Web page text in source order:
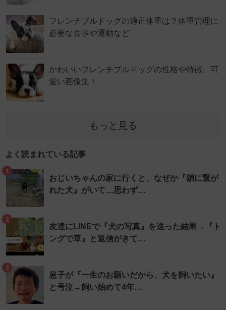
フレンチブルドッグの適正体重は？体重管理に
必要な食事や運動など
かわいいフレンチブルドッグの性格や特徴、可
愛い画像集！
もっと見る
よく読まれている記事
1
おじいちゃんの家に行くと、なぜか『鎖に繋が
れた犬』がいて…思わず…
2
友達にLINEで『犬の写真』を送った結果→『ト
ングで草』と返信がきて…
3
息子が『一生のお願いだから、犬を飼いたい』
と号泣→飼い始めて4年…